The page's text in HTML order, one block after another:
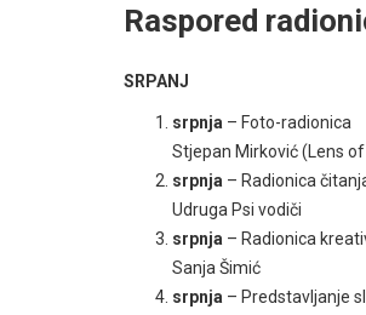
Raspored
SRPANJ
srpnja – Foto-radionica
Stjepan Mirković (Lens
srpnja – Radionica
Udruga Psi vodiči
srpnja – Radionica
Sanja Šimić
srpnja – Predstavljanje